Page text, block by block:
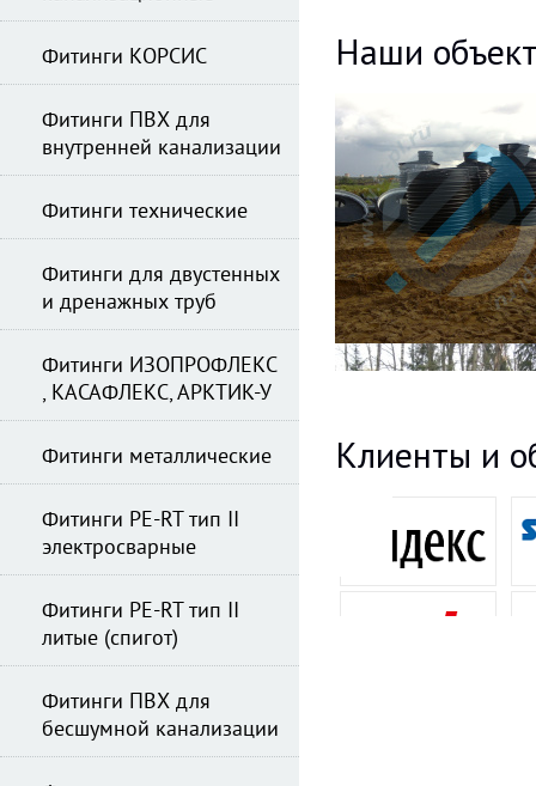
Наши
Клиенты и
Фитинги КОРСИС
Фитинги ПВХ для
внутренней канализации
Фитинги технические
Фитинги для двустенных
и дренажных труб
Фитинги ИЗОПРОФЛЕКС
, КАСАФЛЕКС, АРКТИК-У
Фитинги металлические
Фитинги PE-RT тип II
электросварные
Фитинги PE-RT тип II
литые (спигот)
Фитинги ПВХ для
бесшумной канализации